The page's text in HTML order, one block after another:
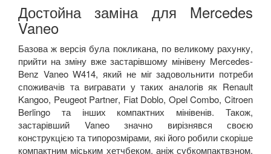
Достойна заміна для Mercedes
Vaneo
Базова ж версія була покликана, по великому рахунку,
прийти на зміну вже застарівшому мінівену Mercedes-
Benz Vaneo W414, який не міг задовольнити потреби
споживачів та вигравати у таких аналогів як Renault
Kangoo, Peugeot Partner, Fiat Doblo, Opel Combo,Citroen
Berlingo та інших компактних мінівенів. Також,
застарівший Vaneo
значно вирізнявся своєю
конструкцією та типорозмірами, які його робили скоріше
компактним міським хетчбеком, аніж субкомпактвэном.